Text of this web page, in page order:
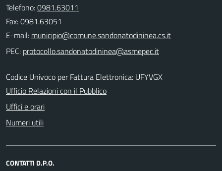
Telefono:0981.63011
Fax: 0981.63051
E-mail:
PEC:
Codice Univoco per Fattura Elettronica: UFYVGX
Ufficio Relazioni con il Pubblico
Uffici e orari
Numeri utili
CONTATTI D.P.O.